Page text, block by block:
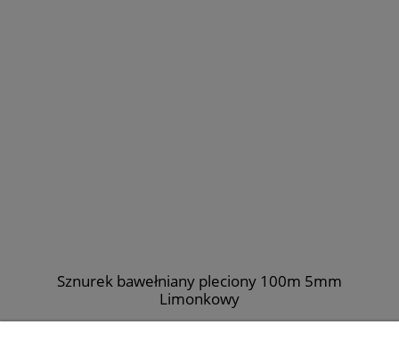
Sznurek bawełniany pleciony 100m 5mm
Limonkowy